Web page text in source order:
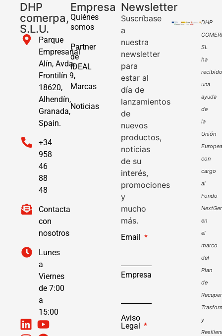
DHP
comerpa,
S.L.U.
Parque
Empresarial
Alín, Avda.
Frontilín 9,
18620,
Alhendín,
Granada,
Spain.
+34
958
46
88
48
Contacta
con
nosotros
Lunes
a
Viernes
de 7:00
a
15:00
Empresa
Quiénes
somos
Partner
de
IDEAL
Marcas
Noticias
Newsletter
Suscríbase
a
nuestra
newsletter
para
estar al
día de
lanzamientos
de
nuevos
productos,
noticias
de su
interés,
promociones
y
mucho
más.
Email
Empresa
Aviso
Legal
DHP
SL
ha
recibido
una
ayuda
de
la
Unión
Europea
con
cargo
al
Fondo
en
el
marco
del
Plan
de
y